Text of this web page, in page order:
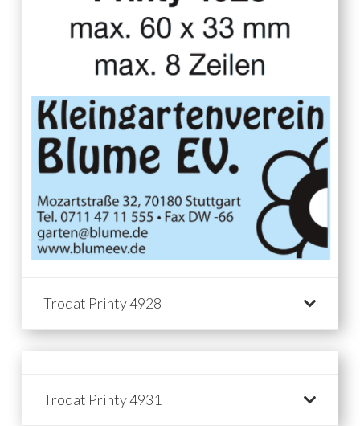
Trodat Printy 4928
Trodat Printy 4931